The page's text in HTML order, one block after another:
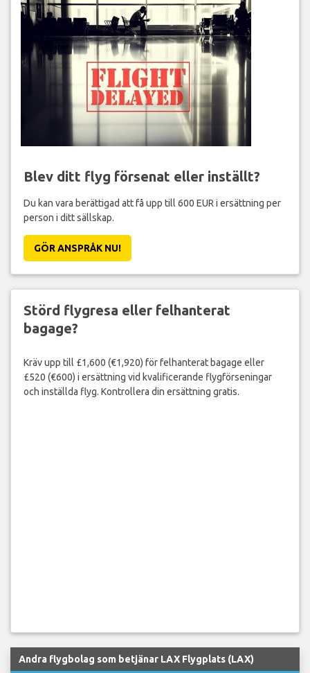
Blev ditt flyg försenat eller inställt?
Du kan vara berättigad att få upp till 600 EUR i ersättning per
person i ditt sällskap.
GÖR ANSPRÅK NU!
Störd flygresa eller felhanterat
bagage?
Kräv upp till £1,600 (€1,920) för felhanterat bagage eller
£520 (€600) i ersättning vid kvalificerande flygförseningar
och inställda flyg. Kontrollera din ersättning gratis.
Andra flygbolag som betjänar LAX Flygplats (LAX)